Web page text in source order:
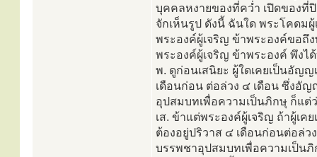
บุคคลหงายของที่คว่ำ เปิดของที่
จักเห็นรูป ดังนี้ ฉันใด พระโคดม
พระองค์ผู้เจริญ ข้าพระองค์ขอถึ
พระองค์ผู้เจริญ ข้าพระองค์ พึง
พ. ดูก่อนเสนิยะ ผู้ใดเคยเป็นอัญ
เดือนก่อน ต่อล่วง ๔ เดือน ซึ่งอั
อุปสมบทเพื่อความเป็นภิกษุ ก็แต่
เส. ข้าแต่พระองค์ผู้เจริญ ถ้าผู้เ
ต้องอยู่ปริวาส ๔ เดือนก่อนต่อล่
บรรพชาอุปสมบทเพื่อความเป็น